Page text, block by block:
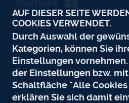
Impressum
Datenschutz
Bildnachweise
Kontakt
AUF DIESER SEITE
COOKIES VERWENDET.
Durch Auswahl der
Kategorien, können Sie
Einstellungen
der Einstellungen bzw.
Schaltfläche "Alle
erklären Sie sich damit